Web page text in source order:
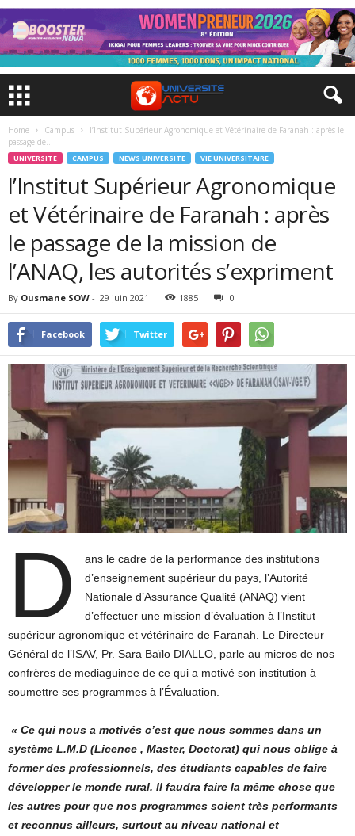
Home Campus
l’Institut Supérieur Agronomique et Vétérinaire de Faranah : après le
passage de...
UNIVERSITE CAMPUS NEWS UNIVERSITE VIE UNIVERSITAIRE
l’Institut Supérieur Agronomique
et Vétérinaire de Faranah : après
le passage de la mission de
l’ANAQ, les autorités s’expriment
By Ousmane SOW - 29 juin 2021 1885 0
Facebook Twitter
D
ans le cadre de la performance des institutions
d’enseignement supérieur du pays, l’Autorité
Nationale d’Assurance Qualité (ANAQ) vient
d’effectuer une mission d’évaluation à l’Institut
supérieur agronomique et vétérinaire de Faranah. Le Directeur
Général de l’ISAV, Pr. Sara Baïlo DIALLO, parle au micros de nos
confrères de mediaguinee de ce qui a motivé son institution à
soumettre ses programmes à l’Évaluation.
« Ce qui nous a motivés c’est que nous sommes dans un
système L.M.D (Licence , Master, Doctorat) qui nous oblige à
former des professionnels, des étudiants capables de faire
développer le monde rural. Il faudra faire la même chose que
les autres pour que nos programmes soient très performants
et reconnus ailleurs, surtout au niveau national et